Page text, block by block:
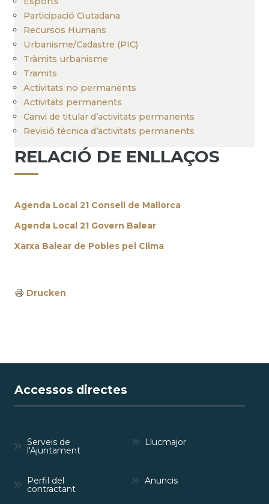
Participació Ciutadana
Recursos Humans
Urbanisme/Cadastre (PIC)
Tràmits urbanisme
Tramits
Activitats no permanents
Activitats permanents
Canvi de titular d’activitats permanents
Revisió tècnica d’activitats permanents
RELACIÓ DE ENLLAÇOS
Agenda Local 21 Consell de Mallorca
Agenda Local 21 Govern Balear
Xarxa Balear de Pobles pel Clima
Drucken
Accessos directes
Serveis de
l'Ajuntament
Llucmajor
Perfil del
contractant
Anuncis